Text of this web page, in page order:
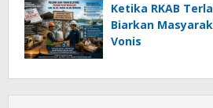
Ketika RKAB
Biarkan
Vonis